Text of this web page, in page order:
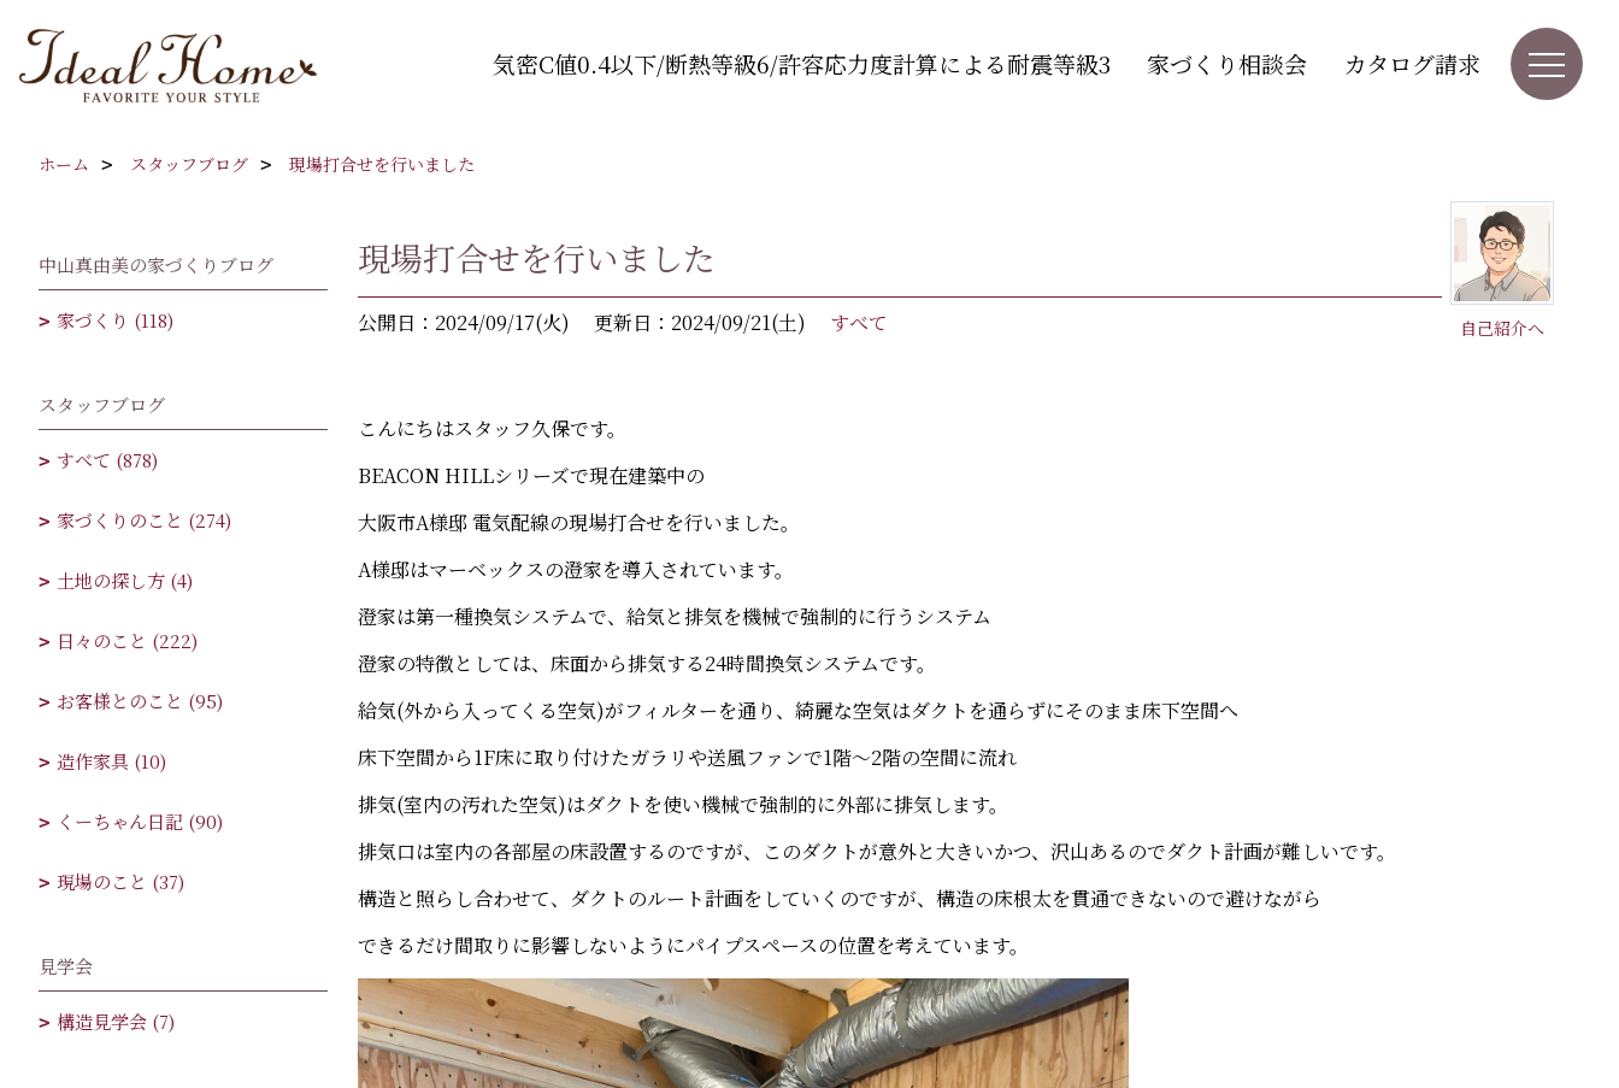
気密C値0.4以下/断熱等級6/許容応力度計算による耐震等級3 家づくり相談会 カタログ請求
ホーム スタッフブログ 現場打合せを行いました
自己紹介へ
現場打合せを行いました
公開日：2024/09/17(火) 更新日：2024/09/21(土) すべて
こんにちはスタッフ久保です。
BEACON HILLシリーズで現在建築中の
大阪市A様邸 電気配線の現場打合せを行いました。
A様邸はマーベックスの澄家を導入されています。
澄家は第一種換気システムで、給気と排気を機械で強制的に行うシステム
澄家の特徴としては、床面から排気する24時間換気システムです。
給気(外から入ってくる空気)がフィルターを通り、綺麗な空気はダクトを通らずにそのまま床下空間へ
床下空間から1F床に取り付けたガラリや送風ファンで1階～2階の空間に流れ
排気(室内の汚れた空気)はダクトを使い機械で強制的に外部に排気します。
排気口は室内の各部屋の床設置するのですが、このダクトが意外と大きいかつ、沢山あるのでダクト計画が難しいです。
構造と照らし合わせて、ダクトのルート計画をしていくのですが、構造の床根太を貫通できないので避けながら
できるだけ間取りに影響しないようにパイプスペースの位置を考えています。
中山真由美の家づくりブログ
家づくり (118)
スタッフブログ
すべて (878)
家づくりのこと (274)
土地の探し方 (4)
日々のこと (222)
お客様とのこと (95)
造作家具 (10)
くーちゃん日記 (90)
現場のこと (37)
見学会
構造見学会 (7)